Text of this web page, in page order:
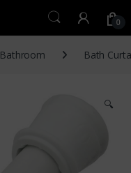
0
Bathroom Bath
🔍